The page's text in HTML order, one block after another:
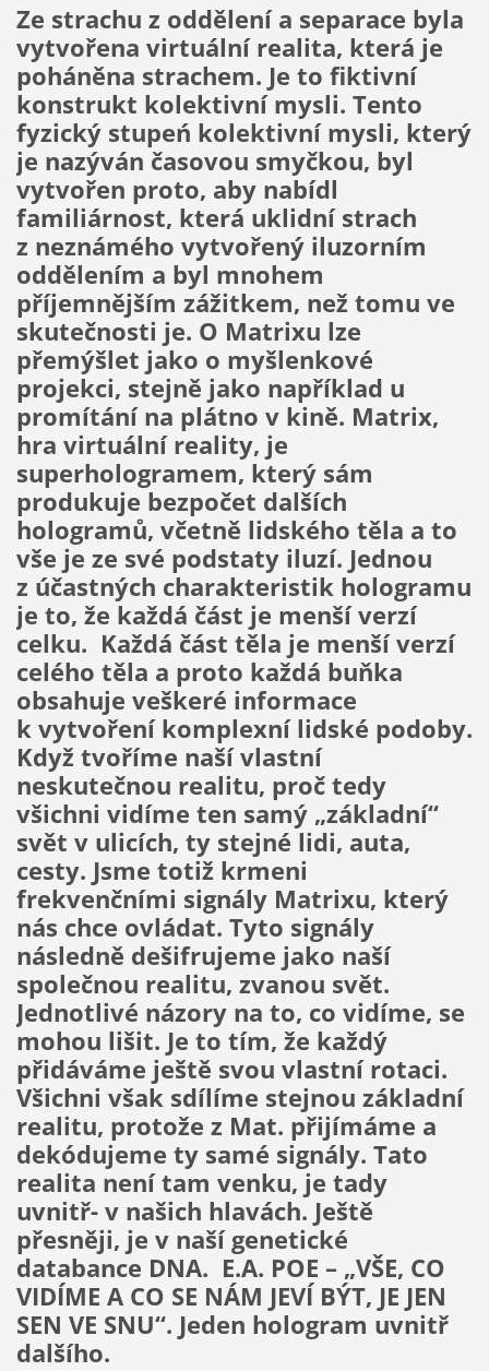
Ze strachu z oddělení a separace byla
vytvořena virtuální realita, která je
poháněna strachem. Je to fiktivní
konstrukt kolektivní mysli. Tento
fyzický stupeń kolektivní mysli, který
je nazýván časovou smyčkou, byl
vytvořen proto, aby nabídl
familiárnost, která uklidní strach
z neznámého vytvořený iluzorním
oddělením a byl mnohem
příjemnějším zážitkem, než tomu ve
skutečnosti je. O Matrixu lze
přemýšlet jako o myšlenkové
projekci, stejně jako například u
promítání na plátno v kině. Matrix,
hra virtuální reality, je
superhologramem, který sám
produkuje bezpočet dalších
hologramů, včetně lidského těla a to
vše je ze své podstaty iluzí. Jednou
z účastných charakteristik hologramu
je to, že každá část je menší verzí
celku. Každá část těla je menší verzí
celého těla a proto každá buňka
obsahuje veškeré informace
k vytvoření komplexní lidské podoby.
Když tvoříme naší vlastní
neskutečnou realitu, proč tedy
všichni vidíme ten samý „základní“
svět v ulicích, ty stejné lidi, auta,
cesty. Jsme totiž krmeni
frekvenčními signály Matrixu, který
nás chce ovládat. Tyto signály
následně dešifrujeme jako naší
společnou realitu, zvanou svět.
Jednotlivé názory na to, co vidíme, se
mohou lišit. Je to tím, že každý
přidáváme ještě svou vlastní rotaci.
Všichni však sdílíme stejnou základní
realitu, protože z Mat. přijímáme a
dekódujeme ty samé signály. Tato
realita není tam venku, je tady
uvnitř- v našich hlavách. Ještě
přesněji, je v naší genetické
databance DNA. E.A. POE – „VŠE, CO
VIDÍME A CO SE NÁM JEVÍ BÝT, JE JEN
SEN VE SNU“. Jeden hologram uvnitř
dalšího.